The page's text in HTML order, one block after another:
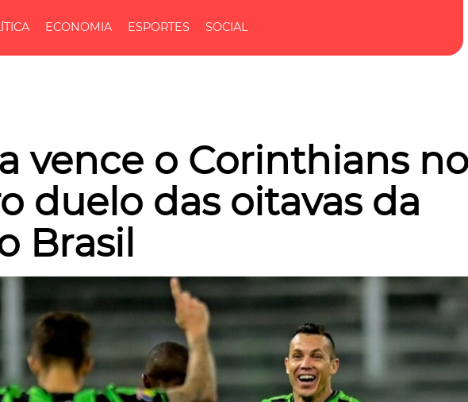
ECONOMIA ESPORTES SOCIAL
vence o Corinthians no
duelo das oitavas da
Brasil